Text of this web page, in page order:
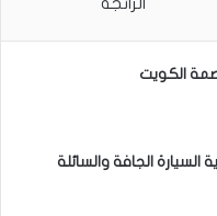
الكويت
السيارة الجافة والسائلة